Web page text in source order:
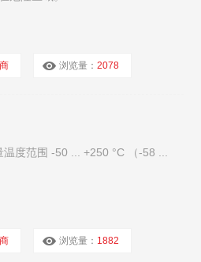
浏览量：2078
度范围 -50 ... +250 °C （-58 ...
浏览量： 1882